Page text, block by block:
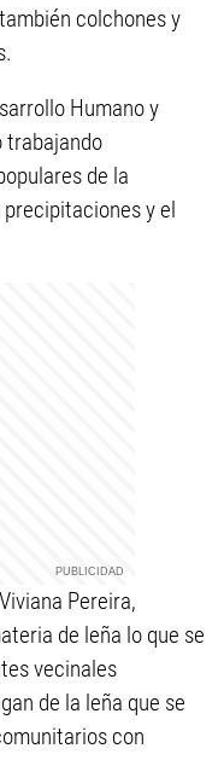
colchones y
Humano y
trabajando
de la
y el
Pereira,
de leña lo que se
vecinales
de la leña que se
con